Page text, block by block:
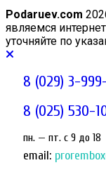
Podaruev.com
являемся
уточняйте по
8 (029) 3-
8 (025) 530-
пн. — пт. c 9 до 18
email: